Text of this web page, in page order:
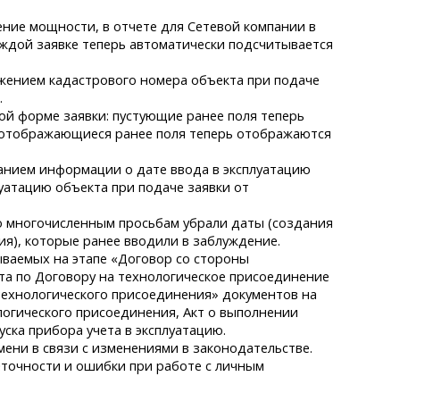
мощности, в отчете для Сетевой компании в
заявке теперь автоматически подсчитывается
кадастрового номера объекта при подаче
форме заявки: пустующие ранее поля теперь
ранее поля теперь отображаются
информации о дате ввода в эксплуатацию
объекта при подаче заявки от
просьбам убрали даты (создания
которые ранее вводили в заблуждение.
на этапе «Договор со стороны
по Договору на технологическое присоединение
присоединения» документов на
присоединения, Акт о выполнении
прибора учета в эксплуатацию.
в связи с изменениями в законодательстве.
и ошибки при работе с личным